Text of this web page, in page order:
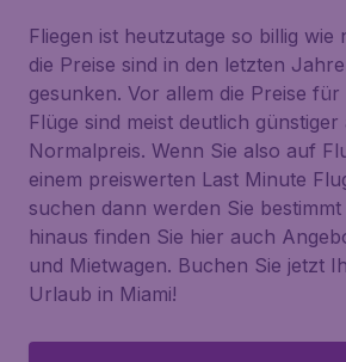
Fliegen ist heutzutage so billig wie
die Preise sind in den letzten
gesunken. Vor allem die Preise für
Flüge sind meist deutlich günstiger
Normalpreis. Wenn Sie also auf
einem preiswerten Last Minute
suchen dann werden Sie
hinaus finden Sie hier auch
und Mietwagen. Buchen Sie jetzt
Urlaub in Miami!